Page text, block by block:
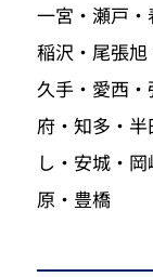
一宮・瀬戸・
稲沢・尾張
久手・愛西
府・知多・
し・安城・
原・豊橋